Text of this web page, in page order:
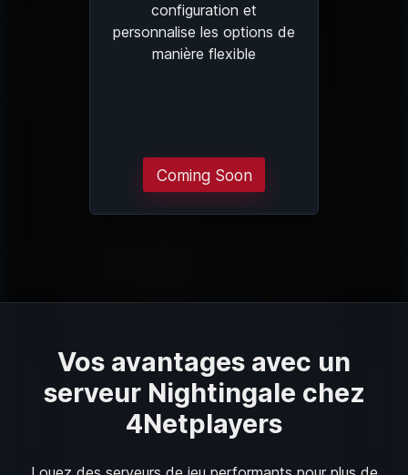
configuration et
personnalise les options de
manière flexible
Coming Soon
Vos avantages avec un
serveur Nightingale chez
4Netplayers